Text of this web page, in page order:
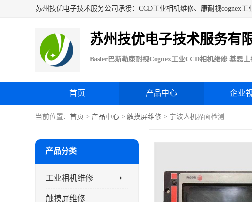
苏州技优电子技术服务有
首页 产品中心 企业
当前位置： 首页 > 产品中心 > 触摸屏维修 > 宁波人机界面检测
产品分类
工业相机维修
触摸屏维修